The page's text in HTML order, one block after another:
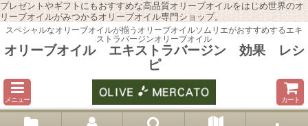
プレゼントやギフトにもおすすめな高品質オリーブオイルをはじめ世界のオ
リーブオイルがみつかるオリーブオイル専門ショップ。
スペシャルなオリーブオイルが揃うオリーブオイルソムリエがおすすめするエキ
ストラバージンオリーブオイル
オリーブオイル エキストラバージン 効果 レシ
ピ
メニュー カート